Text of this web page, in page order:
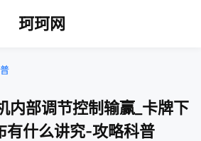
珂珂网
内部调节控制输赢_卡牌下
有什么讲究-攻略科普